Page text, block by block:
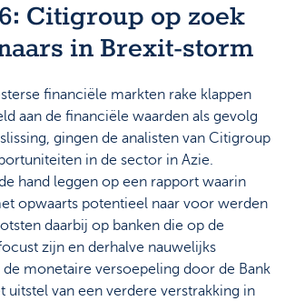
Citigroup op zoek
in Brexit-storm
financiële markten rake klappen
aan de financiële waarden als gevolg
gingen de analisten van Citigroup
in de sector in Azie.
hand leggen op een rapport waarin
opwaarts potentieel naar voor werden
daarbij op banken die op de
zijn en derhalve nauwelijks
de monetaire versoepeling door de Bank
uitstel van een verdere verstrakking in